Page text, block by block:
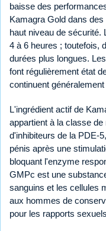
baisse des
Kamagra Gold dans
haut niveau de sécurité.
4 à 6 heures ; toutefois,
durées plus longues.
font régulièrement état
continuent
L'ingrédient actif de
appartient à la classe
d'inhibiteurs de la PDE-
pénis après une
bloquant l'enzyme
GMPc est une
sanguins et les cellules
aux hommes de
pour les rapports